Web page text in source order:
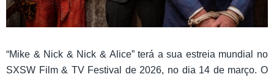
“Mike & Nick & Nick & Alice” terá a sua estreia mundial no
SXSW Film & TV Festival de 2026, no dia 14 de março. O